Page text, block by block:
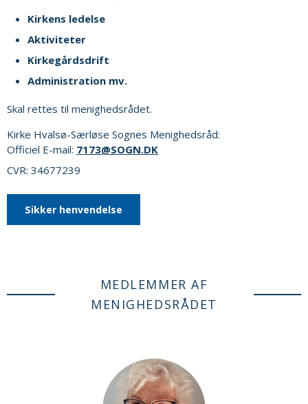
Kirkens ledelse
Aktiviteter
Kirkegårdsdrift
Administration mv.
Skal rettes til menighedsrådet.
Kirke Hvalsø-Særløse Sognes Menighedsråd:
Officiel E-mail: 7173@SOGN.DK
CVR: 34677239
Sikker henvendelse
MEDLEMMER AF
MENIGHEDSRÅDET